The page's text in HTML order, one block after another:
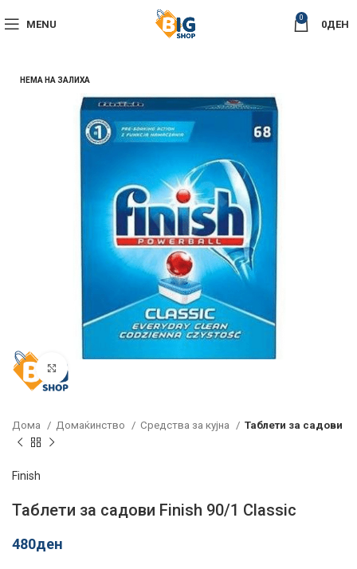
MENU
0
0ДЕН
НЕМА НА ЗАЛИХА
Click to enlarge
Дома Домаќинство Средства за кујна Таблети за садови
Finish
Таблети за садови Finish 90/1 Classic
480ден